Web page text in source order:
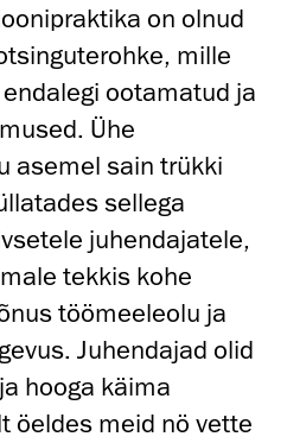
on olnud
mille
ootamatud ja
Ühe
asemel sain trükki
sellega
juhendajatele,
tekkis kohe
töömeeleolu ja
Juhendajad olid
hooga käima
öeldes meid nö vette